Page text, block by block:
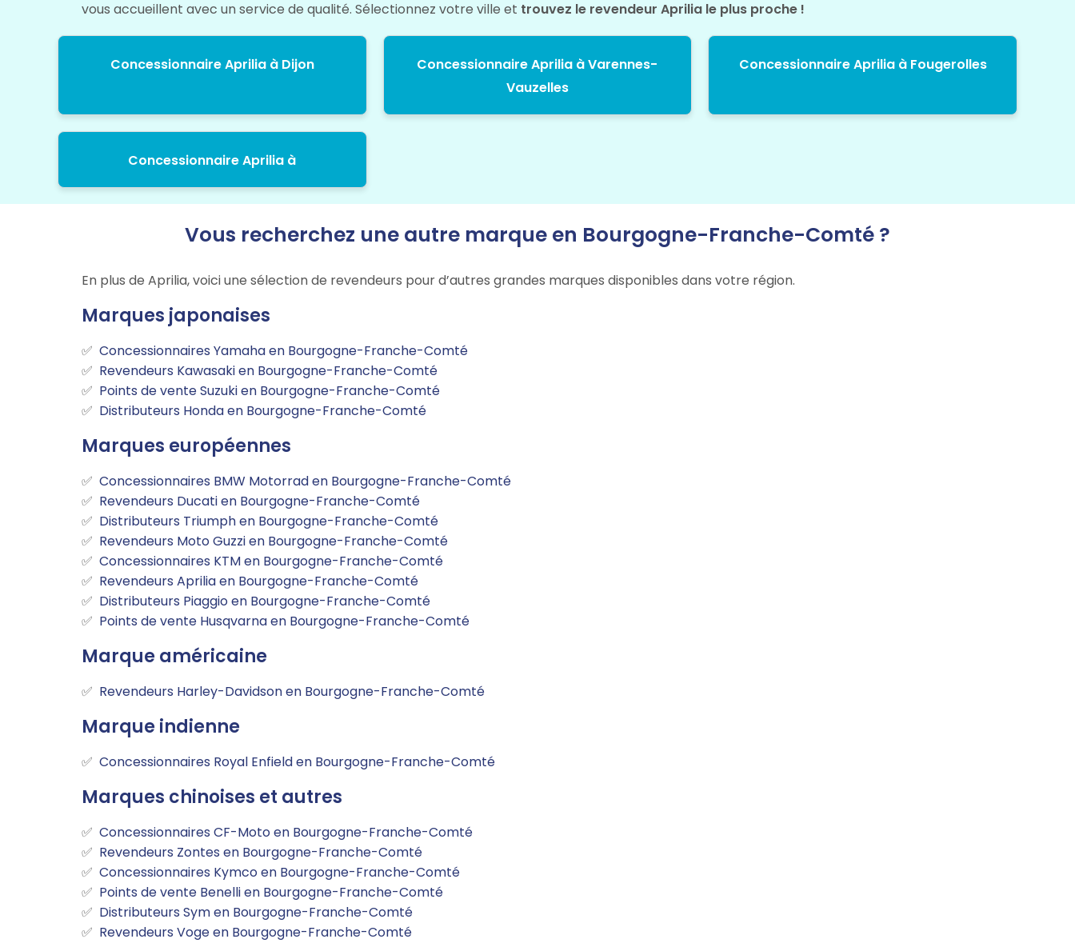
vous accueillent avec un service de qualité. Sélectionnez votre ville et trouvez le revendeur Aprilia le plus proche !
Concessionnaire Aprilia à Dijon
Concessionnaire Aprilia à Varennes-
Vauzelles
Concessionnaire Aprilia à Fougerolles
Concessionnaire Aprilia à
Vous recherchez une autre marque en Bourgogne-Franche-Comté ?
En plus de Aprilia, voici une sélection de revendeurs pour d’autres grandes marques disponibles dans votre région.
Marques japonaises
Concessionnaires Yamaha en Bourgogne-Franche-Comté
Revendeurs Kawasaki en Bourgogne-Franche-Comté
Points de vente Suzuki en Bourgogne-Franche-Comté
Distributeurs Honda en Bourgogne-Franche-Comté
Marques européennes
Concessionnaires BMW Motorrad en Bourgogne-Franche-Comté
Revendeurs Ducati en Bourgogne-Franche-Comté
Distributeurs Triumph en Bourgogne-Franche-Comté
Revendeurs Moto Guzzi en Bourgogne-Franche-Comté
Concessionnaires KTM en Bourgogne-Franche-Comté
Revendeurs Aprilia en Bourgogne-Franche-Comté
Distributeurs Piaggio en Bourgogne-Franche-Comté
Points de vente Husqvarna en Bourgogne-Franche-Comté
Marque américaine
Revendeurs Harley-Davidson en Bourgogne-Franche-Comté
Marque indienne
Concessionnaires Royal Enfield en Bourgogne-Franche-Comté
Marques chinoises et autres
Concessionnaires CF-Moto en Bourgogne-Franche-Comté
Revendeurs Zontes en Bourgogne-Franche-Comté
Concessionnaires Kymco en Bourgogne-Franche-Comté
Points de vente Benelli en Bourgogne-Franche-Comté
Distributeurs Sym en Bourgogne-Franche-Comté
Revendeurs Voge en Bourgogne-Franche-Comté